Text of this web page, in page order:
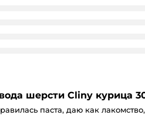
шерсти Cliny курица
паста, даю как